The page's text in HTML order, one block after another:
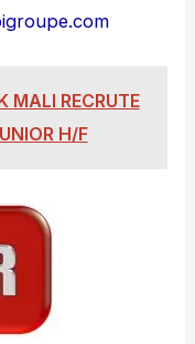
MALI RECRUTE
H/F